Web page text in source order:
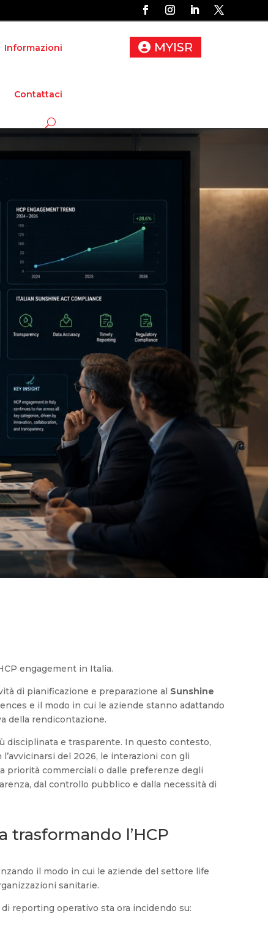
Informazioni
Contattaci
MYISR
engagement in Italia.
di pianificazione e preparazione al Sunshine
e il modo in cui le aziende stanno adattando
della rendicontazione.
disciplinata e trasparente. In questo contesto,
del 2026, le interazioni con gli
priorità commerciali o dalle preferenze degli
dal controllo pubblico e dalla necessità di
trasformando l’HCP
il modo in cui le aziende del settore life
sanitarie.
reporting operativo sta ora incidendo su: